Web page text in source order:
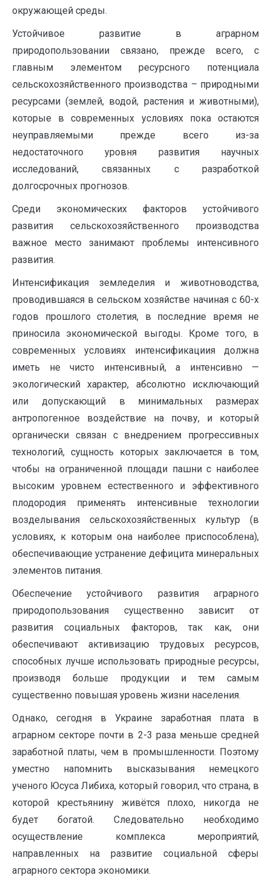
окружающей среды.
Устойчивое развитие в аграрном
природопользовании связано, прежде всего, с
главным элементом ресурсного потенциала
сельскохозяйственного производства – природными
ресурсами (землей, водой, растения и животными),
которые в современных условиях пока остаются
неуправляемыми прежде всего из-за
недостаточного уровня развития научных
исследований, связанных с разработкой
долгосрочных прогнозов.
Среди экономических факторов устойчивого
развития сельскохозяйственного производства
важное место занимают проблемы интенсивного
развития.
Интенсификация земледелия и животноводства,
проводившаяся в сельском хозяйстве начиная с 60-х
годов прошлого столетия, в последние время не
приносила экономической выгоды. Кроме того, в
современных условиях интенсификациия должна
иметь не чисто интенсивный, а интенсивно —
экологический характер, абсолютно исключающий
или допускающий в минимальных размерах
антропогенное воздействие на почву, и который
органически связан с внедрением прогрессивных
технологий, сущность которых заключается в том,
чтобы на ограниченной площади пашни с наиболее
высоким уровнем естественного и эффективного
плодородия применять интенсивные технологии
возделывания сельскохозяйственных культур (в
условиях, к которым она наиболее приспособлена),
обеспечивающие устранение дефицита минеральных
элементов питания.
Обеспечение устойчивого развития аграрного
природопользования существенно зависит от
развития социальных факторов, так как, они
обеспечивают активизацию трудовых ресурсов,
способных лучше использовать природные ресурсы,
производя больше продукции и тем самым
существенно повышая уровень жизни населения.
Однако, сегодня в Украине заработная плата в
аграрном секторе почти в 2-3 раза меньше средней
заработной платы, чем в промышленности. Поэтому
уместно напомнить высказывания немецкого
ученого Юсуса Либиха, который говорил, что страна, в
которой крестьянину живётся плохо, никогда не
будет богатой. Следовательно необходимо
осуществление комплекса мероприятий,
направленных на развитие социальной сферы
аграрного сектора экономики.